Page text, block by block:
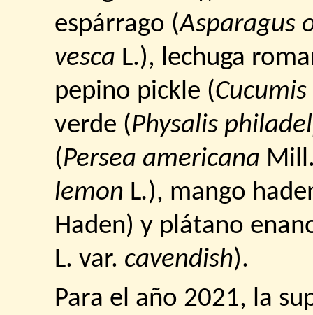
espárrago (Asparagus
vesca L.), lechuga
pepino pickle (
verde (Physalis
(Persea americana
lemon L.), mango
Haden) y plátano
L. var. cavendish).
Para el año 2021, la